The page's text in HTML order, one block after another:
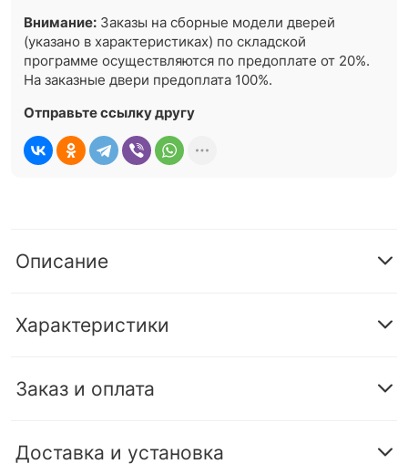
Внимание: Заказы на сборные модели дверей
(указано в характеристиках) по складской
программе осуществляются по предоплате от 20%.
На заказные двери предоплата 100%.
Отправьте ссылку другу
Описание
Характеристики
Заказ и оплата
Доставка и установка